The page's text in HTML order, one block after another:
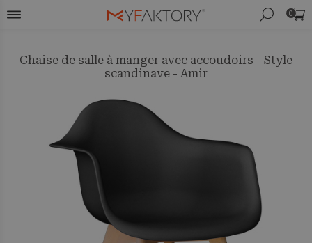
0
Chaise de salle à manger avec accoudoirs - Style
scandinave - Amir